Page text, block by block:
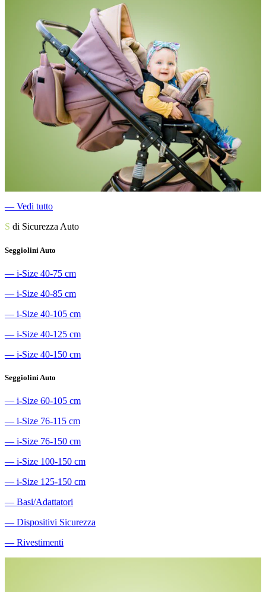
― Vedi tutto
S di Sicurezza Auto
Seggiolini Auto
― i-Size 40-75 cm
― i-Size 40-85 cm
― i-Size 40-105 cm
― i-Size 40-125 cm
― i-Size 40-150 cm
Seggiolini Auto
― i-Size 60-105 cm
― i-Size 76-115 cm
― i-Size 76-150 cm
― i-Size 100-150 cm
― i-Size 125-150 cm
― Basi/Adattatori
― Dispositivi Sicurezza
― Rivestimenti